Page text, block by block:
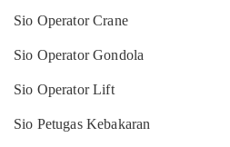
Sio Operator Crane
Sio Operator Gondola
Sio Operator Lift
Sio Petugas Kebakaran